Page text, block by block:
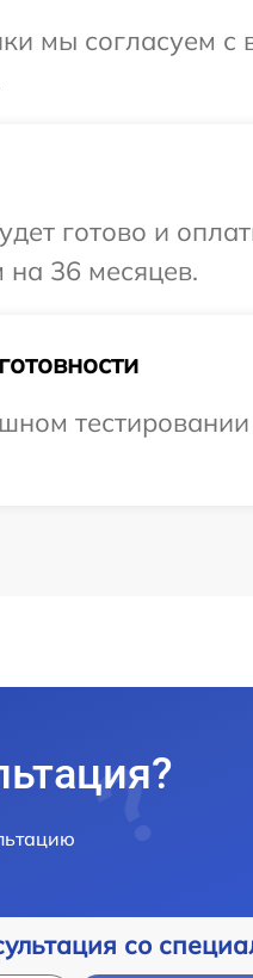
мы согласуем
готово и
на 36 месяцев.
со